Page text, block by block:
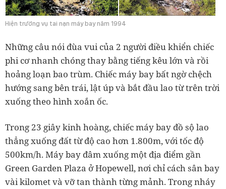
Hiện trường vụ tai nạn máy bay năm 1994
Những câu nói đùa vui của 2 người điều khiển chiếc
phi cơ nhanh chóng thay bằng tiếng kêu lớn và rồi
hoảng loạn bao trùm. Chiếc máy bay bất ngờ chệch
hướng sang bên trái, lật úp và bắt đầu lao từ trên trời
xuống theo hình xoắn ốc.
Trong 23 giây kinh hoàng, chiếc máy bay đồ sộ lao
thẳng xuống đất từ độ cao hơn 1.800m, với tốc độ
500km/h. Máy bay đâm xuống một địa điểm gần
Green Garden Plaza ở Hopewell, nơi chỉ cách sân bay
vài kilomet và vỡ tan thành từng mảnh. Trong nháy